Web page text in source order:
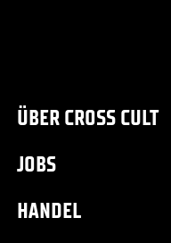
ÜBER CROSS CULT
JOBS
HANDEL